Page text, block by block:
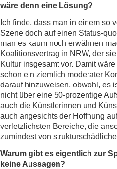
wäre denn eine Lösung?
Ich finde, dass man in einem so
Szene doch auf einen Status-
man es kaum noch erwähnen
Koalitionsvertrag in NRW, der
Kultur insgesamt vor. Damit
schon ein ziemlich moderater
darauf hinzuweisen, obwohl, es
nicht über eine 50-prozentige
auch die Künstlerinnen und
auch angesichts der Hoffnung
verletzlichsten Bereiche, die
zumindest von
Warum gibt es eigentlich zur
keine Aussagen?